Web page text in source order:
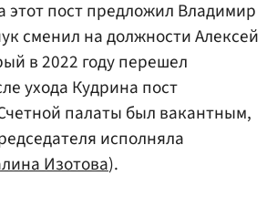
этот пост предложил Владимир
сменил на должности Алексей
в 2022 году перешел
ухода Кудрина пост
палаты был вакантным,
исполняла
Изотова).